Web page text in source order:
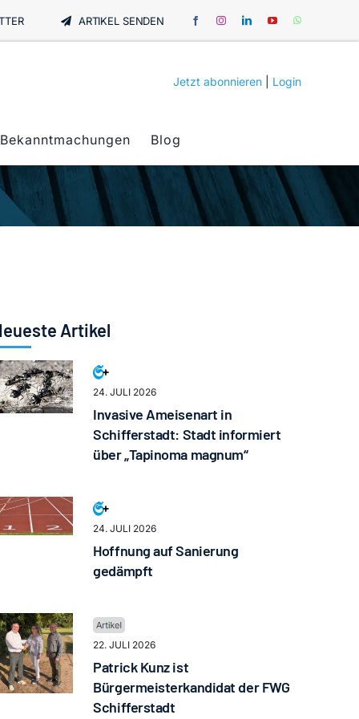
ARTIKEL SENDEN
Jetzt abonnieren Login
Bekanntmachungen Blog
Artikel
24. JULI 2026
Invasive Ameisenart in
Schifferstadt: Stadt informiert
über „Tapinoma magnum“
24. JULI 2026
Hoffnung auf Sanierung
gedämpft
22. JULI 2026
Patrick Kunz ist
Bürgermeisterkandidat der FWG
Schifferstadt